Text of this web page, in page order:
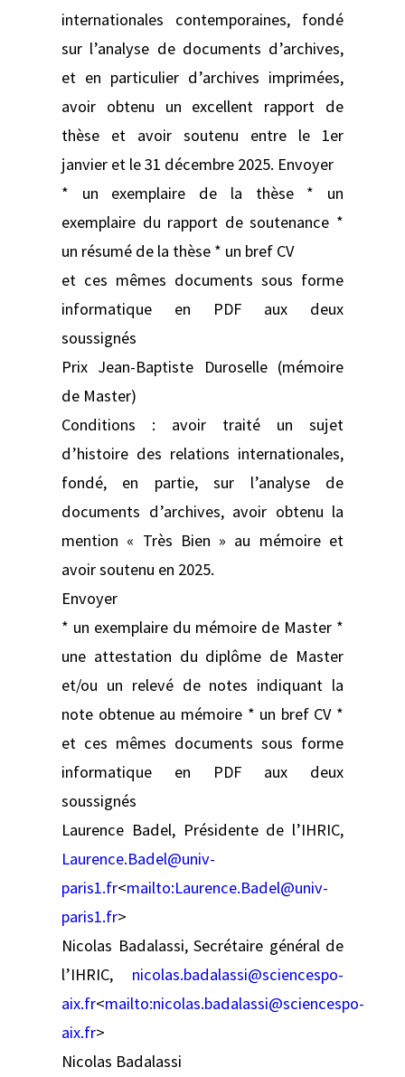
internationales contemporaines, fondé
sur l’analyse de documents d’archives,
et en particulier d’archives imprimées,
avoir obtenu un excellent rapport de
thèse et avoir soutenu entre le 1er
janvier et le 31 décembre 2025. Envoyer
* un exemplaire de la thèse * un
exemplaire du rapport de soutenance *
un résumé de la thèse * un bref CV
et ces mêmes documents sous forme
informatique en PDF aux deux
soussignés
Prix Jean-Baptiste Duroselle (mémoire
de Master)
Conditions : avoir traité un sujet
d’histoire des relations internationales,
fondé, en partie, sur l’analyse de
documents d’archives, avoir obtenu la
mention « Très Bien » au mémoire et
avoir soutenu en 2025.
Envoyer
* un exemplaire du mémoire de Master *
une attestation du diplôme de Master
et/ou un relevé de notes indiquant la
note obtenue au mémoire * un bref CV *
et ces mêmes documents sous forme
informatique en PDF aux deux
soussignés
Laurence Badel, Présidente de l’IHRIC,
Laurence.Badel@univ-
paris1.fr<mailto:Laurence.Badel@univ-
paris1.fr>
Nicolas Badalassi, Secrétaire général de
l’IHRIC, nicolas.badalassi@sciencespo-
aix.fr<mailto:nicolas.badalassi@sciencespo-
aix.fr>
Nicolas Badalassi